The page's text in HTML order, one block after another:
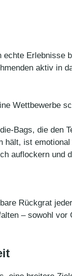
aktiv in
Wettbewerbe
Bags, die den
hält, ist
auflockern und
Rückgrat
– sowohl